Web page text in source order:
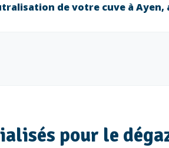
de votre cuve à Ayen,
pour le